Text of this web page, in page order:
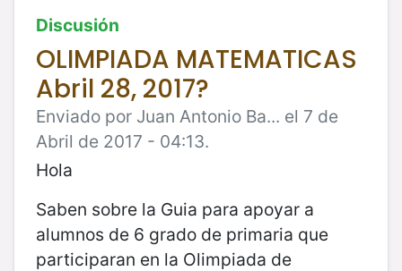
Discusión
OLIMPIADA MATEMATICAS
Abril 28, 2017?
Enviado por Juan Antonio Ba... el 7 de
Abril de 2017 - 04:13.
Hola
Saben sobre la Guia para apoyar a
alumnos de 6 grado de primaria que
participaran en la Olimpiada de